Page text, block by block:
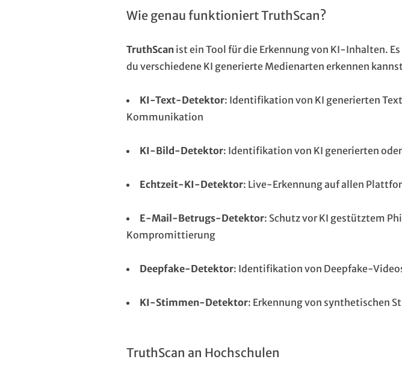
Wie genau funktioniert TruthScan?
TruthScan ist ein Tool für die Erkennung von KI-Inhalten.
du verschiedene KI generierte Medienarten erkennen
KI-Text-Detektor: Identifikation von KI generierten
Kommunikation
KI-Bild-Detektor: Identifikation von KI generierten
Echtzeit-KI-Detektor: Live-Erkennung auf allen
E-Mail-Betrugs-Detektor: Schutz vor KI gestütztem
Kompromittierung
Deepfake-Detektor: Identifikation von Deepfake-
KI-Stimmen-Detektor: Erkennung von synthetischen
TruthScan an Hochschulen